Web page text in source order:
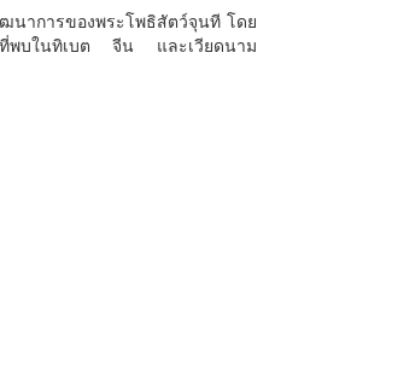
นาการของพระโพธิสัตว์จุนที โดย
ที่พบในทิเบต จีน และเวียดนาม